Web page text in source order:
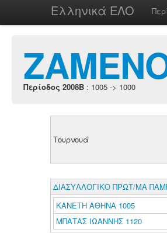
Ελληνικά ΕΛΟ
Περίοδος 2008B : 1005 -> 1000
Τουρνουά
ΔΙΑΣΥΛΛΟΓΙΚΟ ΠΡΩΤ/ΜΑ
ΚΑΝΕΤΗ ΑΘΗΝΑ 1005
ΜΠΑΤΑΣ ΙΩΑΝΝΗΣ 1120